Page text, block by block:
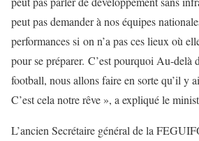
peut pas demander à nos équipes
performances si on n’a pas ces lieux où
pour se préparer. C’est pourquoi Au-delà
football, nous allons faire en sorte qu’il y
C’est cela notre rêve », a expliqué le
L’ancien Secrétaire général de la